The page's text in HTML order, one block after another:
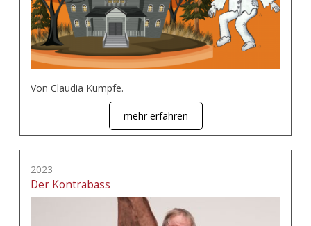
Von Claudia Kumpfe.
mehr erfahren
2023
Der Kontrabass